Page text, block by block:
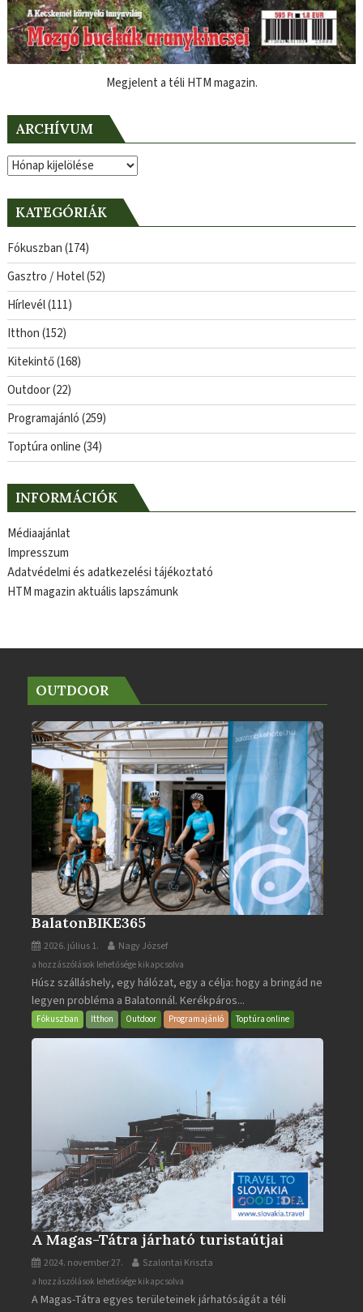
Megjelent a téli HTM magazin.
ARCHÍVUM
Archívum
KATEGÓRIÁK
Fókuszban(174)
Gasztro / Hotel(52)
Hírlevél(111)
Itthon(152)
Kitekintő(168)
Outdoor(22)
Programajánló(259)
Toptúra online(34)
INFORMÁCIÓK
Médiaajánlat
Impresszum
Adatvédelmi és adatkezelési tájékoztató
HTM magazin aktuális lapszámunk
OUTDOOR
BalatonBIKE365
2026. július 1. Nagy József
BalatonBIKE365
bejegyzéshez
a hozzászólások lehetősége kikapcsolva
Húsz szálláshely, egy hálózat, egy a célja: hogy a bringád ne
legyen probléma a Balatonnál. Kerékpáros...
Fókuszban Itthon Outdoor Programajánló Toptúra online
A Magas-Tátra járható turistaútjai
2024. november 27. Szalontai Kriszta
A
Magas-
a hozzászólások lehetősége kikapcsolva
A Magas-Tátra egyes területeinek járhatóságát a téli